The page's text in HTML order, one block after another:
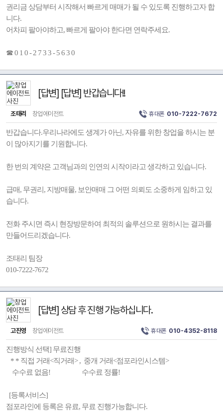
권리금 상담부터 시작해서 빠르게 매매가 될 수 있도록 진행하고자 합
니다.
어차피 팔아야하고, 빠르게 팔아야 한다면 연락주세요.
☎ 0 1 0 - 2 7 3 3 - 5 6 3 0
[답변] [답변] 반갑습니다!!
조태리 창업에이전트 휴대폰 010-7222-7672
반갑습니다.우리나라에도 생계가 아닌, 자유를 위한 창업을 하시는 분
이 많아지기를 기원합니다.
한 번의 계약은 고객님과의 인연의 시작이라고 생각하고 있습니다.
급매, 무권리, 지방매물, 보안매매 그 어떤 의뢰도 소중하게 임하고 있
습니다.
전화 주시면 즉시 현장방문하여 최적의 솔루션으로 원하시는 결과를
만들어드리겠습니다.
조태리 팀장
010-7222-7672
[답변] 상담 후 진행 가능하십니다.
고진영 창업에이전트 휴대폰 010-4352-8118
진행방식 선택] 무료진행
* * 직접 거래<직거래> , 중개 거래<점포라인시스템>
수수료 없음! 수수료 정률!
[등록서비스]
점포라인에 등록은 유료, 무료 진행가능합니다.